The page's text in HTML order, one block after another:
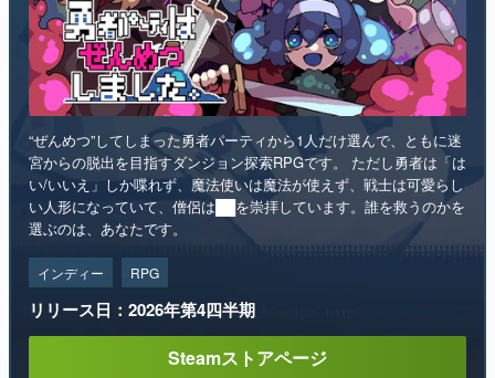
運営：株式会社マレ
“ぜんめつ”してしまった勇者パーティから1人だけ選んで、ともに迷
宮からの脱出を目指すダンジョン探索RPGです。 ただし勇者は「は
い/いいえ」しか喋れず、魔法使いは魔法が使えず、戦士は可愛らし
い人形になっていて、僧侶は██を崇拝しています。誰を救うのかを
選ぶのは、あなたです。
インディー RPG
リリース日：2026年第4四半期
Steamストアページ